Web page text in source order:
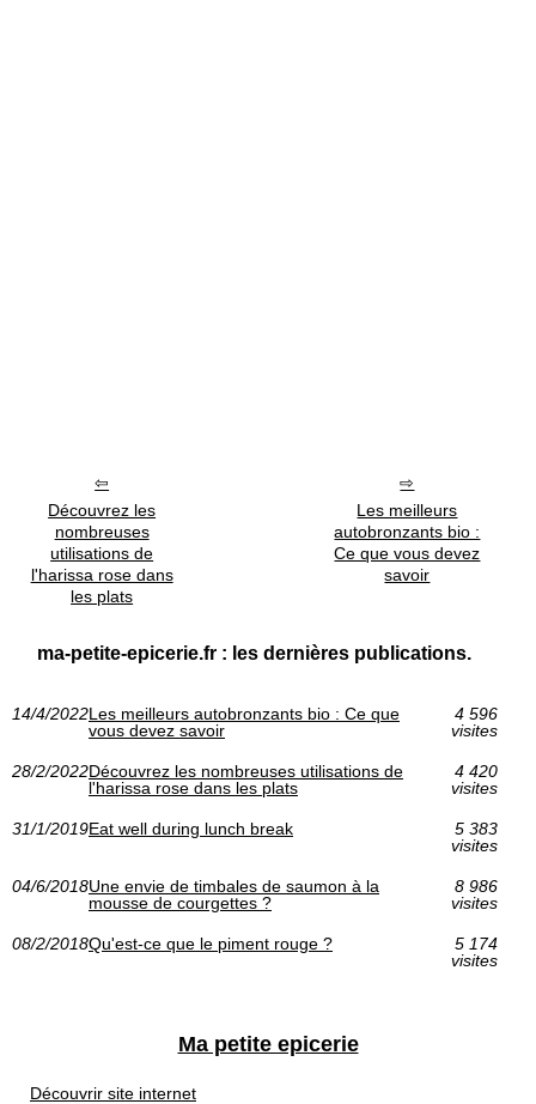
Découvrez les
nombreuses
utilisations de
l'harissa rose dans
les plats
Les meilleurs
autobronzants bio :
Ce que vous devez
savoir
ma-petite-epicerie.fr : les dernières publications.
14/4/2022Les meilleurs autobronzants bio : Ce que
vous devez savoir
4 596
visites
28/2/2022Découvrez les nombreuses utilisations de
l'harissa rose dans les plats
4 420
visites
31/1/2019Eat well during lunch break
5 383
visites
04/6/2018Une envie de timbales de saumon à la
mousse de courgettes ?
8 986
visites
08/2/2018Qu'est-ce que le piment rouge ?
5 174
visites
Ma petite epicerie
Découvrir site internet